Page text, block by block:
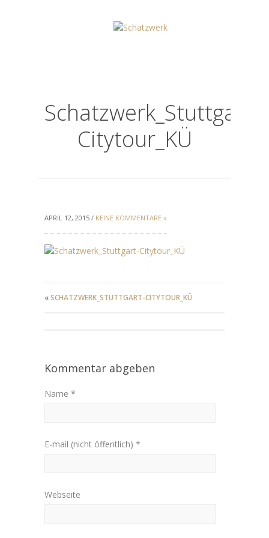
Schatzwerk_Stuttgart-
Citytour_KÜ
APRIL 12, 2015 / KEINE KOMMENTARE »
«SCHATZWERK_STUTTGART-CITYTOUR_KÜ
Kommentar abgeben
Name *
E-mail (nicht öffentlich) *
Webseite